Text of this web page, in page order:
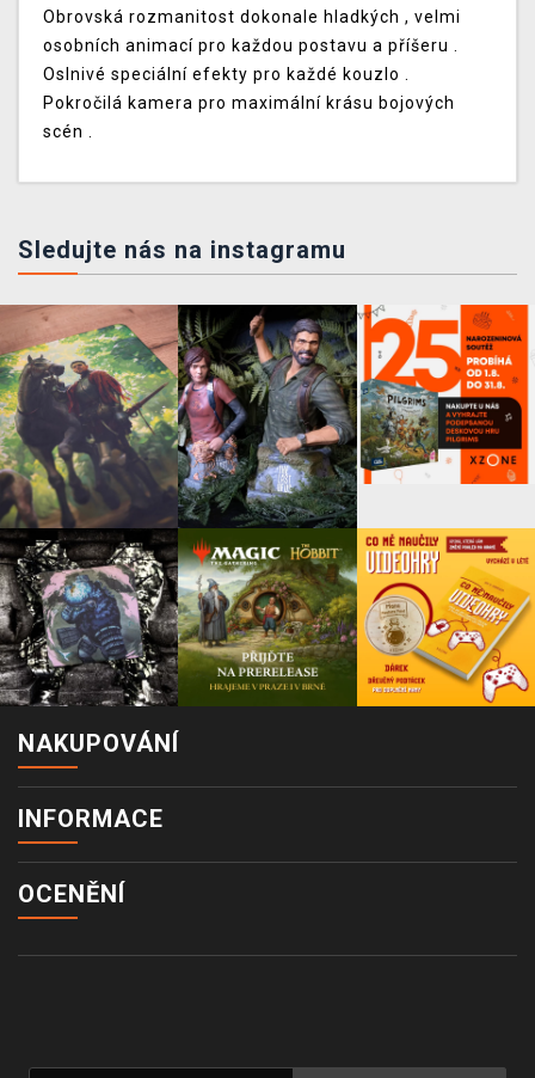
Obrovská rozmanitost dokonale hladkých , velmi
osobních animací pro každou postavu a příšeru .
Oslnivé speciální efekty pro každé kouzlo .
Pokročilá kamera pro maximální krásu bojových
scén .
Sledujte nás na instagramu
NAKUPOVÁNÍ
INFORMACE
OCENĚNÍ